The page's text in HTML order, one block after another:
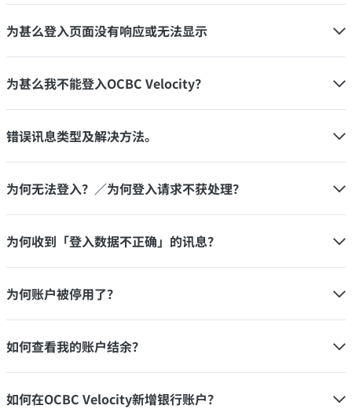
为甚么登入页面没有响应或无法显示
为甚么我不能登入OCBC Velocity？
错误讯息类型及解决方法。
为何无法登入？／为何登入请求不获处理？
为何收到「登入数据不正确」的讯息？
为何账户被停用了？
如何查看我的账户结余？
如何在OCBC Velocity新增银行账户？